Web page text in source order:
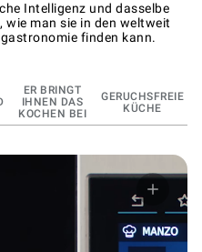
Intelligenz und dasselbe
wie man sie in den weltweit
finden kann.
ER BRINGT
IHNEN DAS
KOCHEN BEI
GERUCHSFREIE
KÜCHE